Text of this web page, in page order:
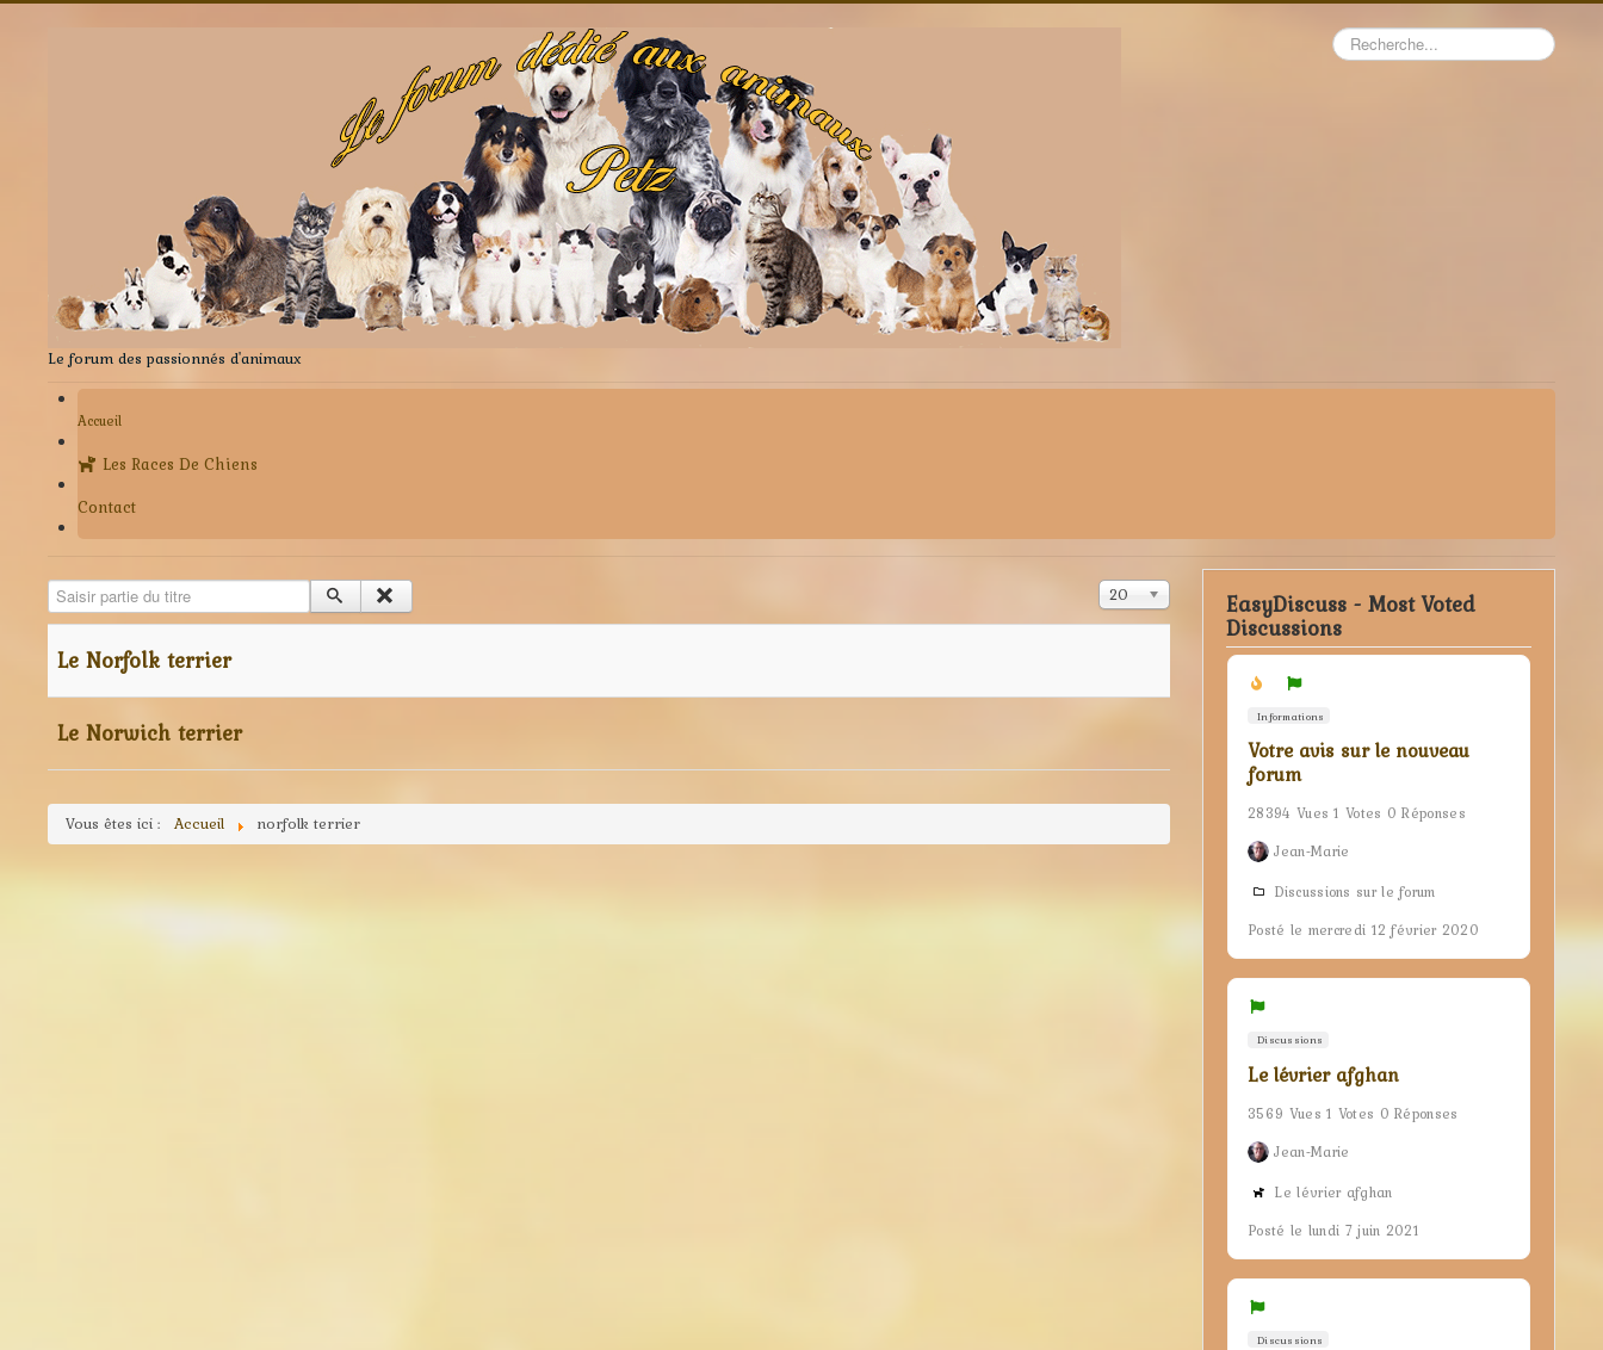
Le forum des passionnés d'animaux
Rechercher
Accueil
Les Races De Chiens
Contact
Saisir partie du titre Affichage #
20
Le Norfolk terrier
Le Norwich terrier
Vous êtes ici : Accueil norfolk terrier
EasyDiscuss - Most Voted
Discussions
Informations
Votre avis sur le nouveau
forum
28394 Vues 1 Votes 0 Réponses
Jean-Marie
Discussions sur le forum
Posté le mercredi 12 février 2020
Discussions
Le lévrier afghan
3569 Vues 1 Votes 0 Réponses
Jean-Marie
Le lévrier afghan
Posté le lundi 7 juin 2021
Discussions